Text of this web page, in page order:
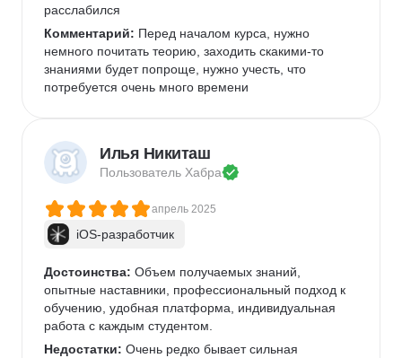
расслабился
Комментарий: Перед началом курса, нужно
немного почитать теорию, заходить скакими-то
знаниями будет попроще, нужно учесть, что
потребуется очень много времени
Илья Никиташ
Пользователь Хабра
апрель 2025
iOS-разработчик
Достоинства: Объем получаемых знаний,
опытные наставники, профессиональный подход к
обучению, удобная платформа, индивидуальная
работа с каждым студентом.
Недостатки: Очень редко бывает сильная